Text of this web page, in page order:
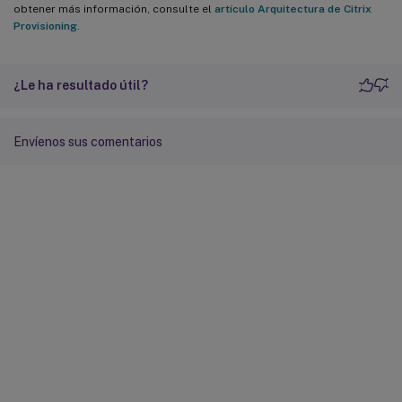
obtener más información, consulte el artículo Arquitectura de Citrix
Provisioning
¿Le ha resultado útil?
Envíenos sus comentarios